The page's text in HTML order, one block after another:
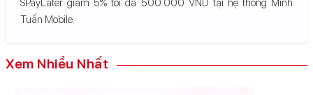
SPayLater giảm 5% tối đa 500.000 VND tại hệ thống Minh
Tuấn Mobile.
Xem Nhiều Nhất